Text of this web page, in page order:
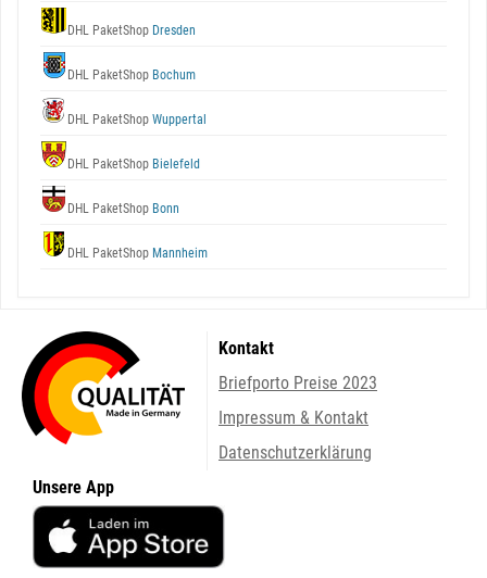
DHL PaketShop Dresden
DHL PaketShop Bochum
DHL PaketShop Wuppertal
DHL PaketShop Bielefeld
DHL PaketShop Bonn
DHL PaketShop Mannheim
Kontakt
Briefporto Preise 2023
Impressum & Kontakt
Datenschutzerklärung
Unsere App